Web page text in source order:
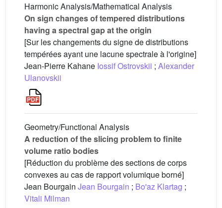
Harmonic Analysis/Mathematical Analysis
On sign changes of tempered distributions
having a spectral gap at the origin
[Sur les changements du signe de distributions
tempérées ayant une lacune spectrale à l'origine]
Jean-Pierre Kahane Iossif Ostrovskii ; Alexander
Ulanovskii
Geometry/Functional Analysis
A reduction of the slicing problem to finite
volume ratio bodies
[Réduction du problème des sections de corps
convexes au cas de rapport volumique borné]
Jean Bourgain Jean Bourgain ; Bo'az Klartag ;
Vitali Milman